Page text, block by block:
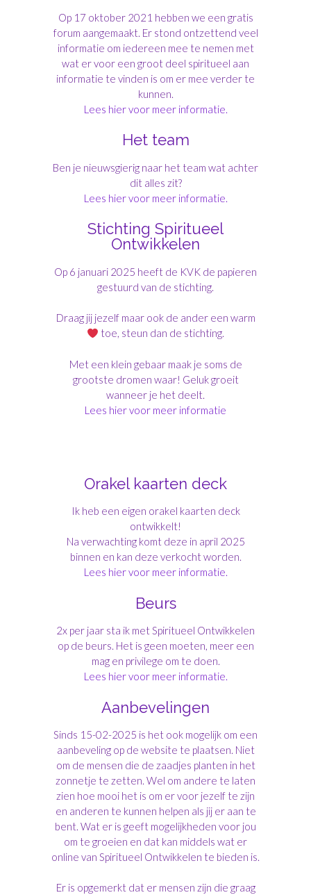
Op 17 oktober 2021 hebben we een gratis
forum aangemaakt. Er stond ontzettend veel
informatie om iedereen mee te nemen met
wat er voor een groot deel spiritueel aan
informatie te vinden is om er mee verder te
kunnen.
Lees hier voor meer informatie.
Het team
Ben je nieuwsgierig naar het team wat achter
dit alles zit?
Lees hier voor meer informatie.
Stichting Spiritueel
Ontwikkelen
Op 6 januari 2025 heeft de KVK de papieren
gestuurd van de stichting.
Draag jij jezelf maar ook de ander een warm
toe, steun dan de stichting.
Met een klein gebaar maak je soms de
grootste dromen waar! Geluk groeit
wanneer je het deelt.
Lees hier voor meer informatie
Orakel kaarten deck
Ik heb een eigen orakel kaarten deck
ontwikkelt!
Na verwachting komt deze in april 2025
binnen en kan deze verkocht worden.
Lees hier voor meer informatie.
Beurs
2x per jaar sta ik met Spiritueel Ontwikkelen
op de beurs. Het is geen moeten, meer een
mag en privilege om te doen.
Lees hier voor meer informatie.
Aanbevelingen
Sinds 15-02-2025 is het ook mogelijk om een
aanbeveling op de website te plaatsen. Niet
om de mensen die de zaadjes planten in het
zonnetje te zetten. Wel om andere te laten
zien hoe mooi het is om er voor jezelf te zijn
en anderen te kunnen helpen als jij er aan te
bent. Wat er is geeft mogelijkheden voor jou
om te groeien en dat kan middels wat er
online van Spiritueel Ontwikkelen te bieden is.
Er is opgemerkt dat er mensen zijn die graag